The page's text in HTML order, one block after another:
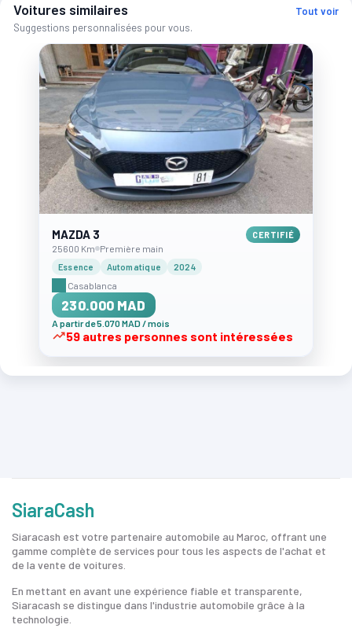
Voitures similaires
Suggestions personnalisées pour vous.
Tout voir
MAZDA 3 CERTIFIÉ
25600 Km Première main
Essence Automatique 2024
Casablanca
230.000 MAD
A partir de 5.070 MAD / mois
59 autres personnes sont intéressées
SiaraCash
Siaracash est votre partenaire automobile au Maroc, offrant une
gamme complète de services pour tous les aspects de l'achat et
de la vente de voitures.
En mettant en avant une expérience fiable et transparente,
Siaracash se distingue dans l'industrie automobile grâce à la
technologie.